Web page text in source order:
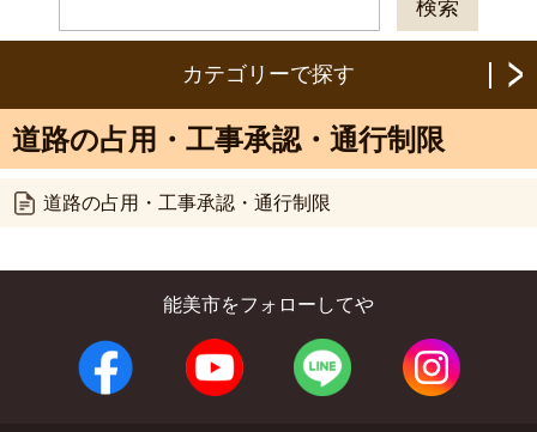
カテゴリーで探す
道路の占用・工事承認・通行制限
道路の占用・工事承認・通行制限
能美市をフォローしてや